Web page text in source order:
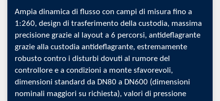
Ampia dinamica di flusso con campi di misura fino a
1:260, design di trasferimento della custodia, massima
precisione grazie al layout a 6 percorsi, antideflagrante
grazie alla custodia antideflagrante, estremamente
robusto contro i disturbi dovuti al rumore del
controllore e a condizioni a monte sfavorevoli,
dimensioni standard da DN80 a DN600 (dimensioni
nominali maggiori su richiesta), valori di pressione